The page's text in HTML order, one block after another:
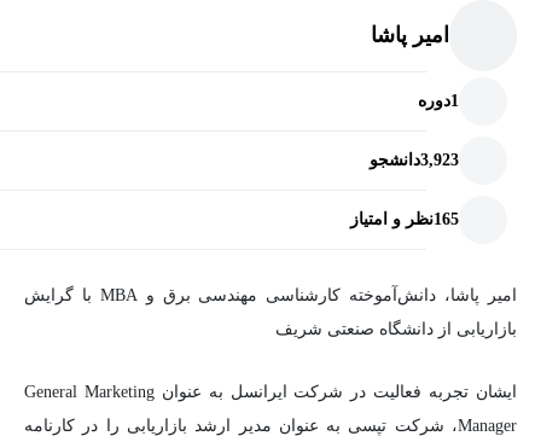
امیر پاشا
1دوره
3,923دانشجو
165نظر و امتیاز
امیر پاشا، دانش‌آموخته کارشناسی مهندسی برق و MBA با گرایش
بازاریابی از دانشگاه صنعتی شریف
ایشان تجربه فعالیت در شرکت‌ ایرانسل به عنوان General Marketing
Manager، شرکت تپسی به عنوان مدیر ارشد بازاریابی را در کارنامه